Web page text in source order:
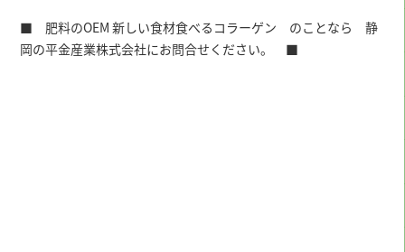
■ 肥料のOEM 新しい食材食べるコラーゲン のことなら 静
岡の平金産業株式会社にお問合せください。 ■